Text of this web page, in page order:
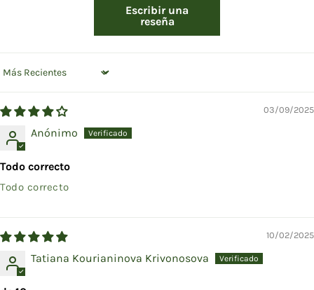
Escribir una
reseña
Sort by
03/09/2025
Anónimo
Todo correcto
Todo correcto
10/02/2025
Tatiana Kourianinova Krivonosova